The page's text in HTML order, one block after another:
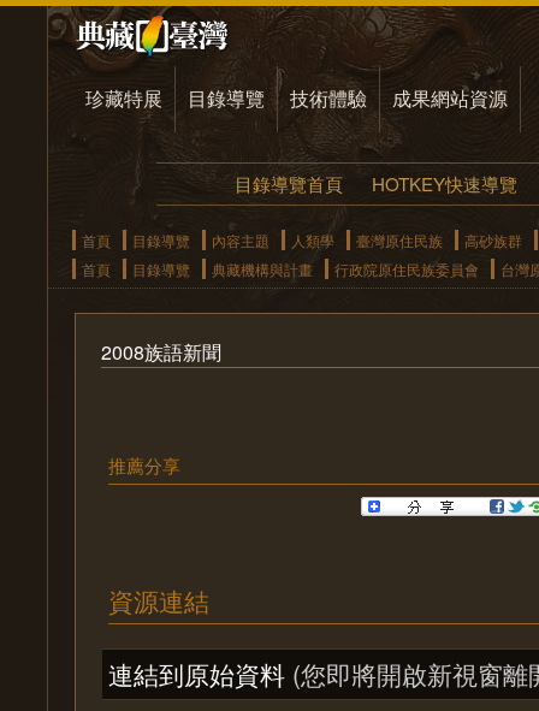
珍藏特展 目錄導覽 技術體驗 成果網站資源
目錄導覽首頁 HOTKEY快速導覽
首頁 目錄導覽 內容主題 人類學 臺灣原住民族
高砂族群
首頁
目錄導覽 典藏機構與計畫 行政院原住民族委員會 台灣
2008族語新聞
推薦分享
資源連結
連結到原始資料 (您即將開啟新視窗離